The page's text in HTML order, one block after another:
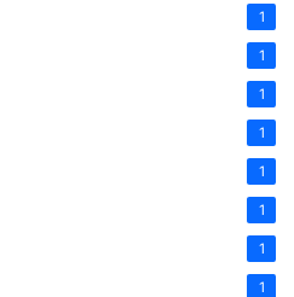
1
1
1
1
1
1
1
1